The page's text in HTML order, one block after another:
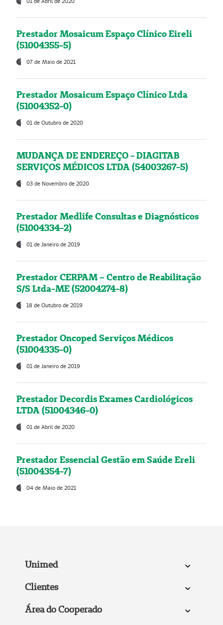
Prestador Mosaicum Espaço Clínico Eireli
(51004355-5)
07 de Maio de 2021
Prestador Mosaicum Espaço Clínico Ltda
(51004352-0)
01 de Outubro de 2020
MUDANÇA DE ENDEREÇO - DIAGITAB
SERVIÇOS MÉDICOS LTDA (54003267-5)
03 de Novembro de 2020
Prestador Medlife Consultas e Diagnósticos
(51004334-2)
01 de Janeiro de 2019
Prestador CERPAM – Centro de Reabilitação
S/S Ltda-ME (52004274-8)
18 de Outubro de 2019
Prestador Oncoped Serviços Médicos
(51004335-0)
01 de Janeiro de 2019
Prestador Decordis Exames Cardiológicos
LTDA (51004346-0)
01 de Abril de 2020
Prestador Essencial Gestão em Saúde Ereli
(51004354-7)
04 de Maio de 2021
Unimed
Clientes
Área do Cooperado